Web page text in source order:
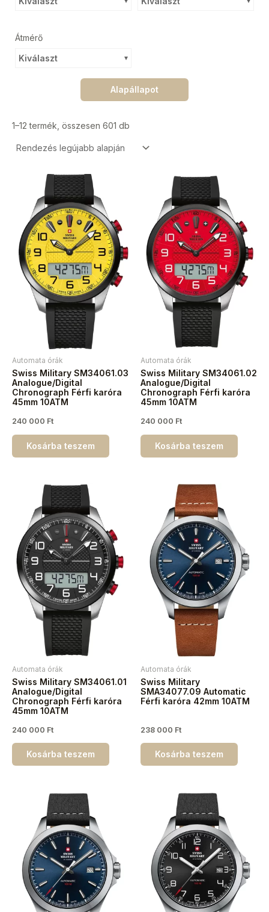
Átmérő
Kiválaszt
Alapállapot
1–12 termék, összesen 601 db
Automata órák
Swiss Military SM34061.03
Analogue/Digital
Chronograph Férfi karóra
45mm 10ATM
240 000 Ft
Kosárba teszem
Automata órák
Swiss Military SM34061.02
Analogue/Digital
Chronograph Férfi karóra
45mm 10ATM
240 000 Ft
Kosárba teszem
Automata órák
Swiss Military SM34061.01
Analogue/Digital
Chronograph Férfi karóra
45mm 10ATM
240 000 Ft
Kosárba teszem
Automata órák
Swiss Military
SMA34077.09 Automatic
Férfi karóra 42mm 10ATM
238 000 Ft
Kosárba teszem